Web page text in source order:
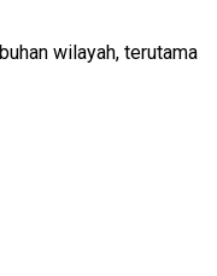
wilayah, terutama